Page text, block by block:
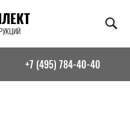
+7 (495) 784-40-40